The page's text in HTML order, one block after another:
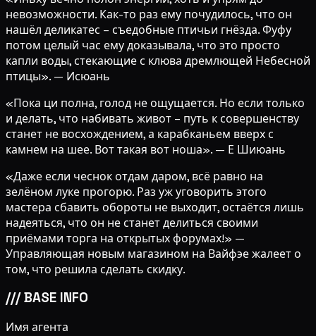
невозможности. Как-то раз ему почудилось, что он
нашёл деликатес – съедобные птичьи гнёзда. Фуфу
потом целый час ему доказывала, что это просто
капли воды, стекающие с клюва дремлющей Небесной
птицы». — Исюань
«Пока ци полна, голод не ощущается. Но если только
и делать, что набивать живот – путь к совершенству
станет не восхождением, а карабканьем вверх с
камнем на шее. Вот такая вот ноша». — Е Шиюань
«Даже если чеснок отдам даром, всё равно на
зелёном луке прогорю. Раз уж уговорить этого
мастера сбавить обороты не выходит, остаётся лишь
надеяться, что он не станет делиться своими
приёмами торга на открытых форумах!» —
Управляющая новым магазином на Вайфэе жалеет о
том, что решила сделать скидку.
///BASE INFO
Имя агента